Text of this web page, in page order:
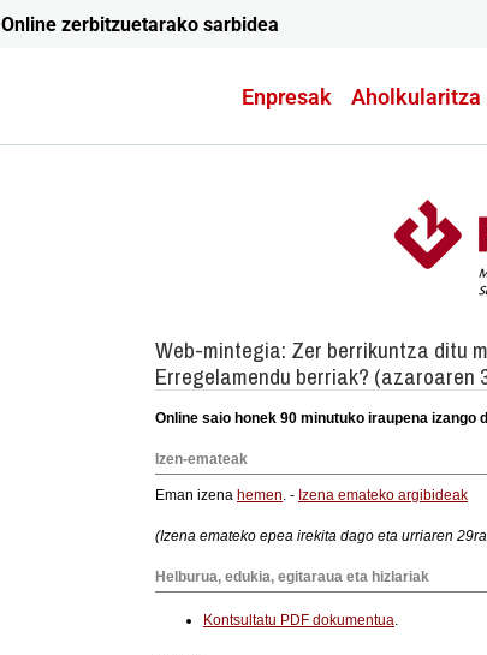
Online zerbitzuetarako sarbidea
Enpresak Aholkularitza